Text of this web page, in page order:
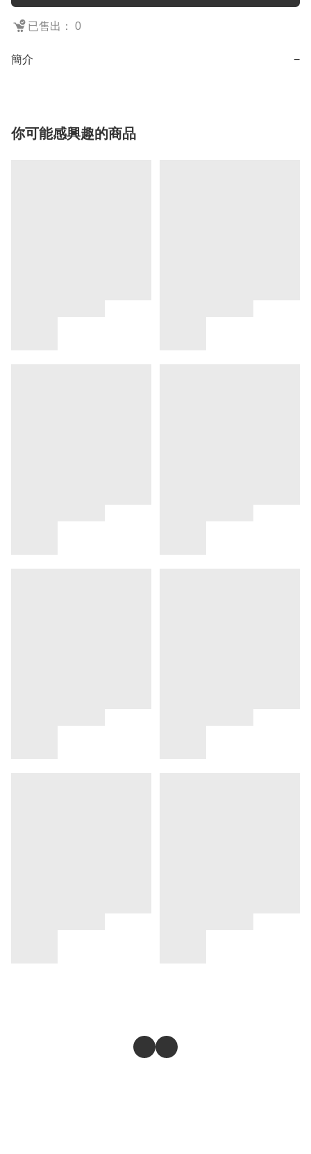
已售出： 0
簡介 −
你可能感興趣的商品